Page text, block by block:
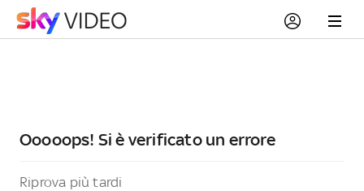
Ooooops! Si è verificato un errore
Riprova più tardi